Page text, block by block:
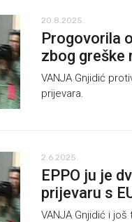
20.8.2025.
Progovorila
zbog greške
VANJA Gnjidić
prijevara.
2.6.2025.
EPPO ju je
prijevaru s
VANJA Gnjidić i